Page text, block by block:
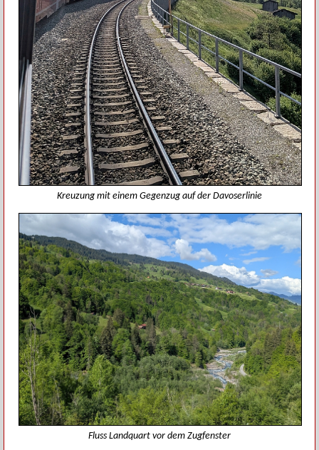
Kreuzung mit einem Gegenzug auf der Davoserlinie
Fluss Landquart vor dem Zugfenster